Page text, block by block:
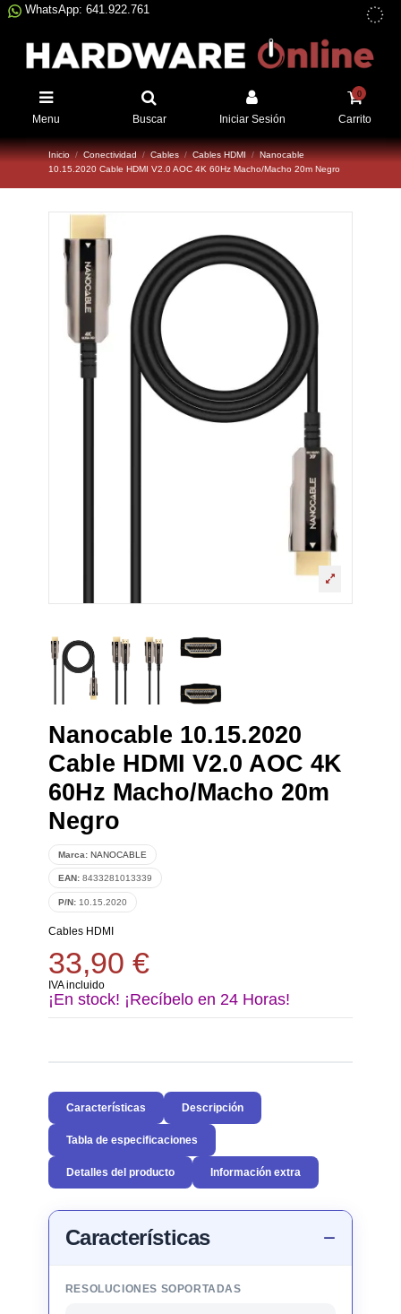
WhatsApp: 641.922.761
Menu Buscar Iniciar Sesión
0
Carrito
Inicio Conectividad Cables Cables HDMI
Nanocable
10.15.2020 Cable HDMI V2.0 AOC 4K 60Hz Macho/Macho 20m Negro
Nanocable 10.15.2020
Cable HDMI V2.0 AOC 4K
60Hz Macho/Macho 20m
Negro
Marca: NANOCABLE
EAN: 8433281013339
P/N: 10.15.2020
Cables HDMI
33,90 €
IVA incluido
¡En stock! ¡Recíbelo en 24 Horas!
Características Descripción
Tabla de especificaciones
Detalles del producto Información extra
Características
RESOLUCIONES SOPORTADAS